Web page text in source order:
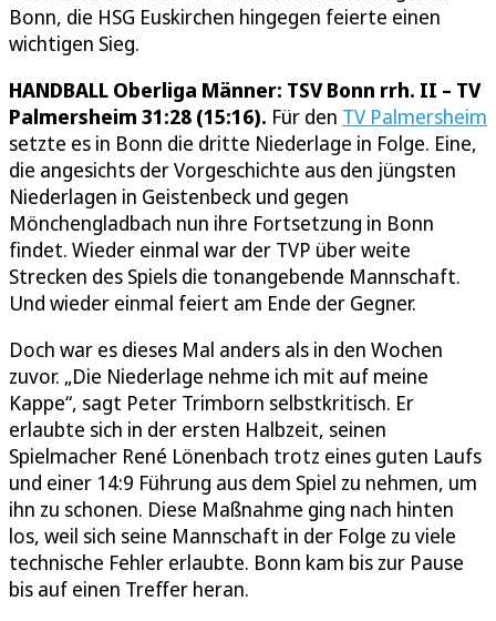
Bonn, die HSG Euskirchen hingegen feierte einen
wichtigen Sieg.
HANDBALL Oberliga Männer: TSV Bonn rrh. II – TV
Palmersheim 31:28 (15:16). Für den TV Palmersheim
setzte es in Bonn die dritte Niederlage in Folge. Eine,
die angesichts der Vorgeschichte aus den jüngsten
Niederlagen in Geistenbeck und gegen
Mönchengladbach nun ihre Fortsetzung in Bonn
findet. Wieder einmal war der TVP über weite
Strecken des Spiels die tonangebende Mannschaft.
Und wieder einmal feiert am Ende der Gegner.
Doch war es dieses Mal anders als in den Wochen
zuvor. „Die Niederlage nehme ich mit auf meine
Kappe“, sagt Peter Trimborn selbstkritisch. Er
erlaubte sich in der ersten Halbzeit, seinen
Spielmacher René Lönenbach trotz eines guten Laufs
und einer 14:9 Führung aus dem Spiel zu nehmen, um
ihn zu schonen. Diese Maßnahme ging nach hinten
los, weil sich seine Mannschaft in der Folge zu viele
technische Fehler erlaubte. Bonn kam bis zur Pause
bis auf einen Treffer heran.